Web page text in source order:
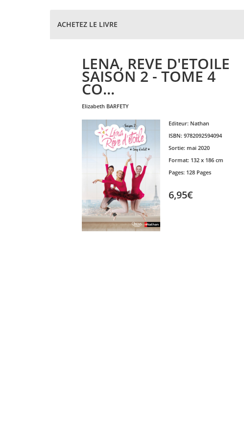
ACHETEZ LE LIVRE
LENA, REVE D'ETOILE
SAISON 2 - TOME 4
CO...
elizabeth BARFETY
Editeur: Nathan
ISBN: 9782092594094
Sortie: mai 2020
Format: 132 x 186 cm
Pages: 128 Pages
6,95€